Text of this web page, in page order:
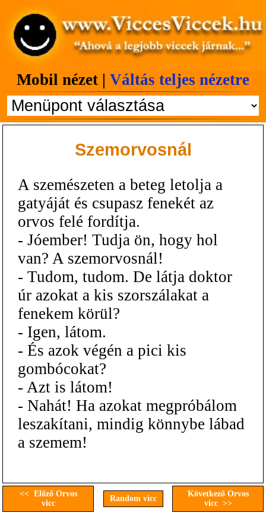
Mobil nézet | Váltás teljes nézetre
Szemorvosnál
A szemészeten a beteg letolja a
gatyáját és csupasz fenekét az
orvos felé fordítja.
- Jóember! Tudja ön, hogy hol
van? A szemorvosnál!
- Tudom, tudom. De látja doktor
úr azokat a kis szorszálakat a
fenekem körül?
- Igen, látom.
- És azok végén a pici kis
gombócokat?
- Azt is látom!
- Nahát! Ha azokat megpróbálom
leszakítani, mindig könnybe lábad
a szemem!
<< Előző Orvos
vicc
Random vicc
Következő Orvos
vicc >>